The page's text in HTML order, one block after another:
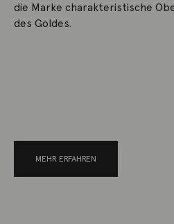
die Marke charakteristische
des Goldes.
MEHR ERFAHREN